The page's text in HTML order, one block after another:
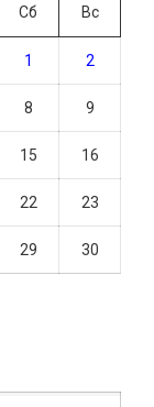
Сб Вс
1 2
8 9
15 16
22 23
29 30